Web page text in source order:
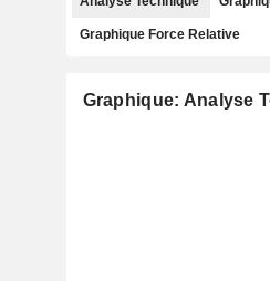
Graphique Force Relative
Graphique: Analyse